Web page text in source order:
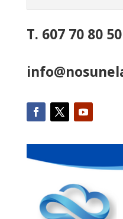
T. 607 70 80 50